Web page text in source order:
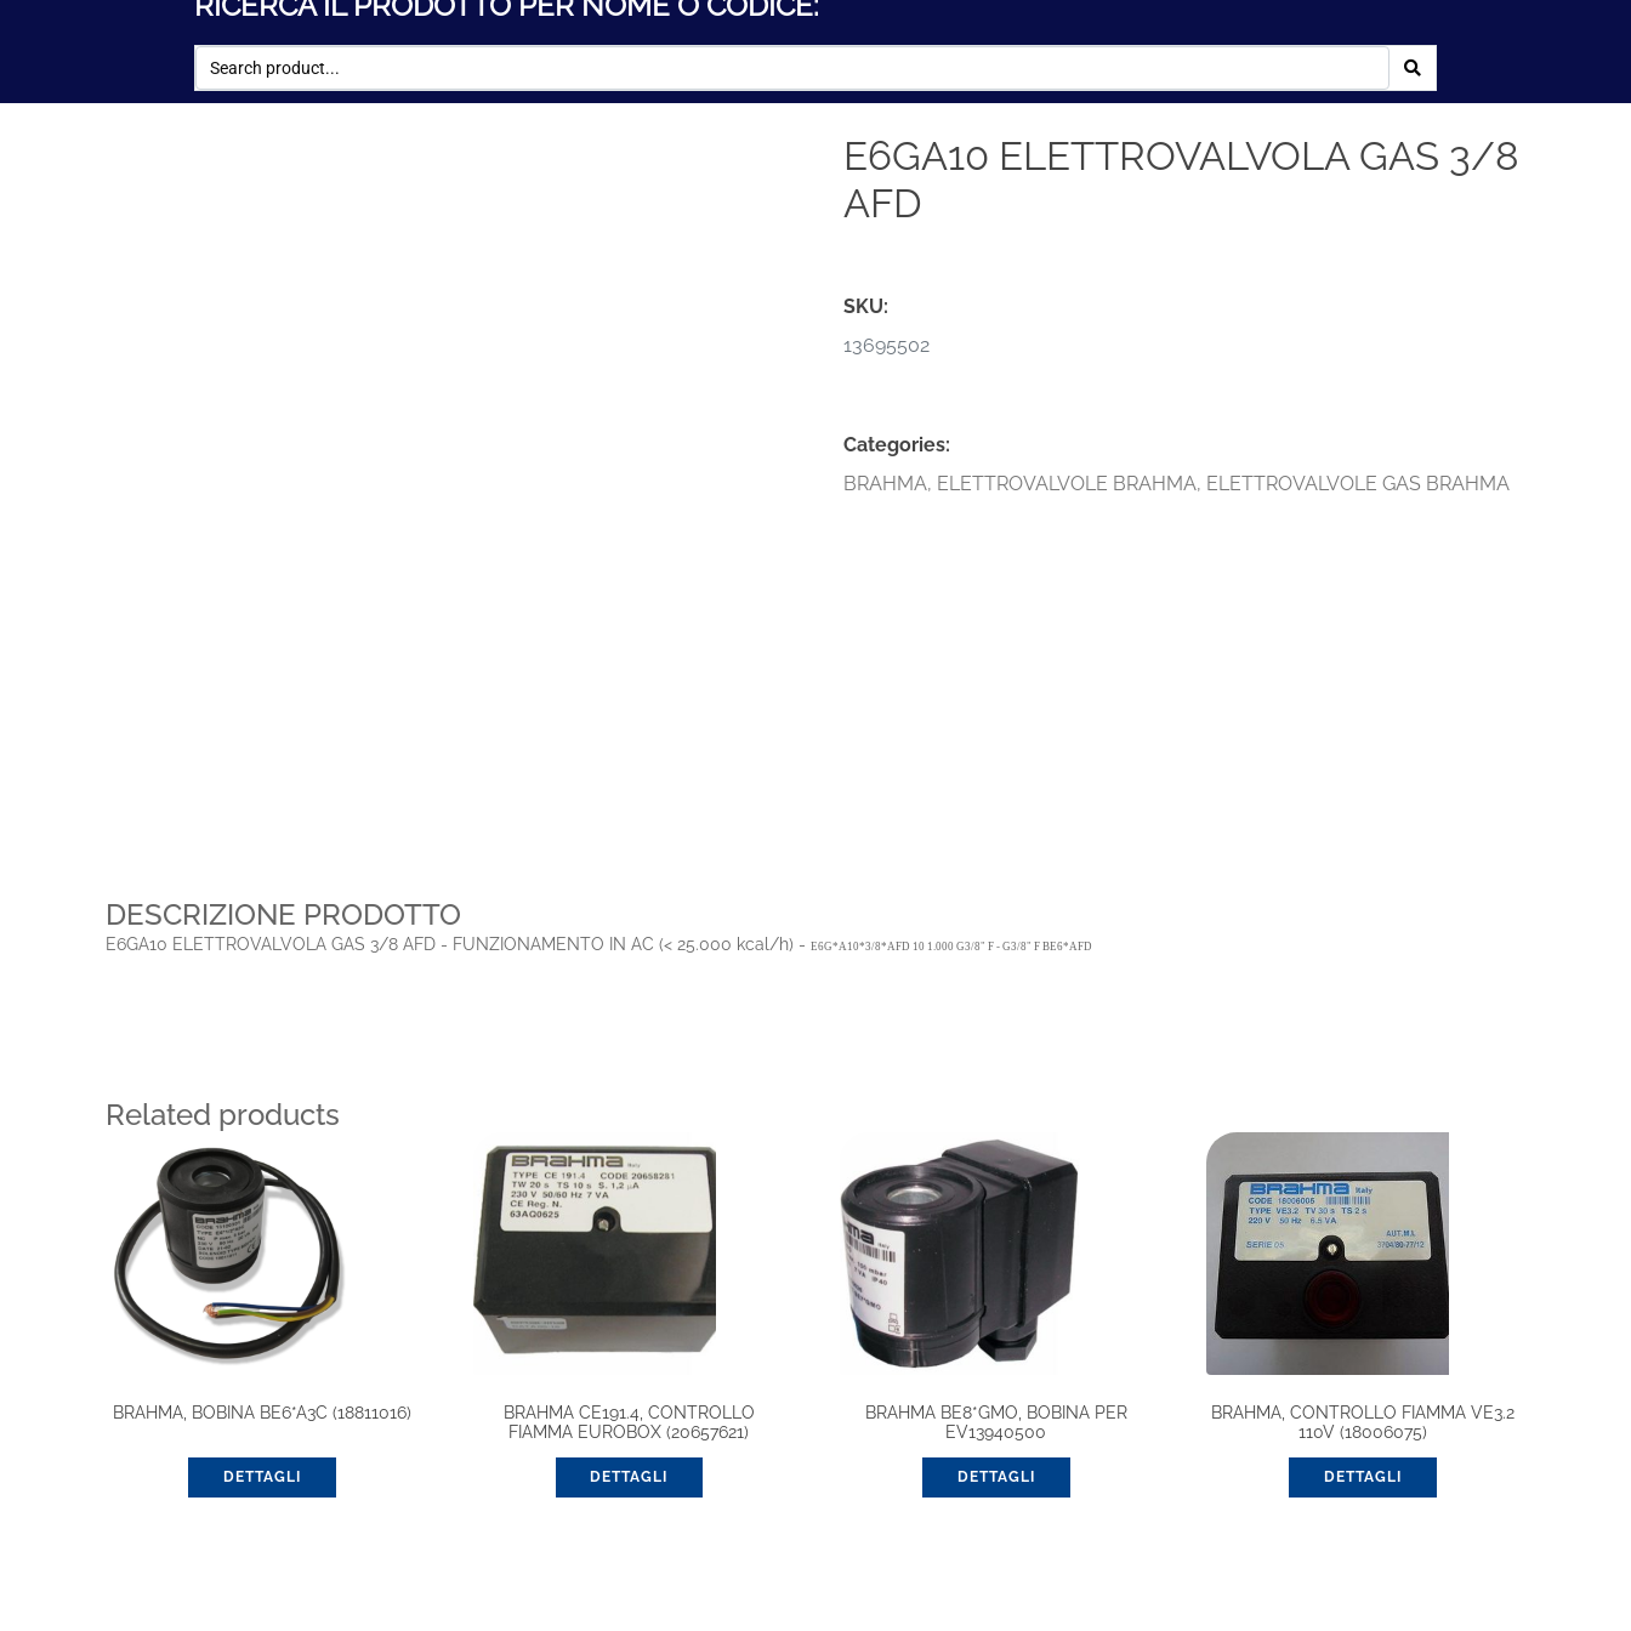
E6GA10 ELETTROVALVOLA GAS 3/8
AFD
SKU:
13695502
Categories:
BRAHMA, ELETTROVALVOLE BRAHMA, ELETTROVALVOLE GAS BRAHMA
DESCRIZIONE PRODOTTO
E6GA10 ELETTROVALVOLA GAS 3/8 AFD - FUNZIONAMENTO IN AC (< 25.000 kcal/h) -E6G*A10*3/8*AFD 10 1.000 G3/8" F - G3/8" F BE6*AFD
Related products
BRAHMA, BOBINA BE6*A3C (18811016)
DETTAGLI
BRAHMA CE191.4, CONTROLLO
FIAMMA EUROBOX (20657621)
DETTAGLI
BRAHMA BE8*GMO, BOBINA PER
EV13940500
DETTAGLI
BRAHMA, CONTROLLO FIAMMA VE3.2
110V (18006075)
DETTAGLI